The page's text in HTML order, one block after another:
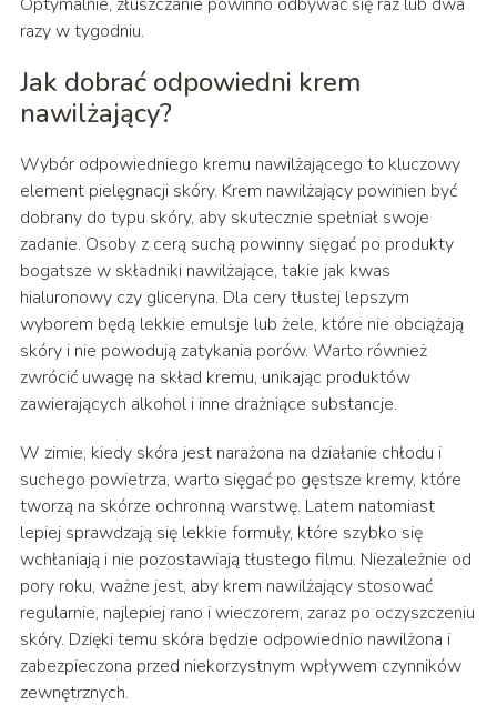
razy w tygodniu.
Jak dobrać odpowiedni krem
nawilżający?
Wybór odpowiedniego kremu nawilżającego to kluczowy
element pielęgnacji skóry. Krem nawilżający powinien być
dobrany do typu skóry, aby skutecznie spełniał swoje
zadanie. Osoby z cerą suchą powinny sięgać po produkty
bogatsze w składniki nawilżające, takie jak kwas
hialuronowy czy gliceryna. Dla cery tłustej lepszym
wyborem będą lekkie emulsje lub żele, które nie obciążają
skóry i nie powodują zatykania porów. Warto również
zwrócić uwagę na skład kremu, unikając produktów
zawierających alkohol i inne drażniące substancje.
W zimie, kiedy skóra jest narażona na działanie chłodu i
suchego powietrza, warto sięgać po gęstsze kremy, które
tworzą na skórze ochronną warstwę. Latem natomiast
lepiej sprawdzają się lekkie formuły, które szybko się
wchłaniają i nie pozostawiają tłustego filmu. Niezależnie od
pory roku, ważne jest, aby krem nawilżający stosować
regularnie, najlepiej rano i wieczorem, zaraz po oczyszczeniu
skóry. Dzięki temu skóra będzie odpowiednio nawilżona i
zabezpieczona przed niekorzystnym wpływem czynników
zewnętrznych.